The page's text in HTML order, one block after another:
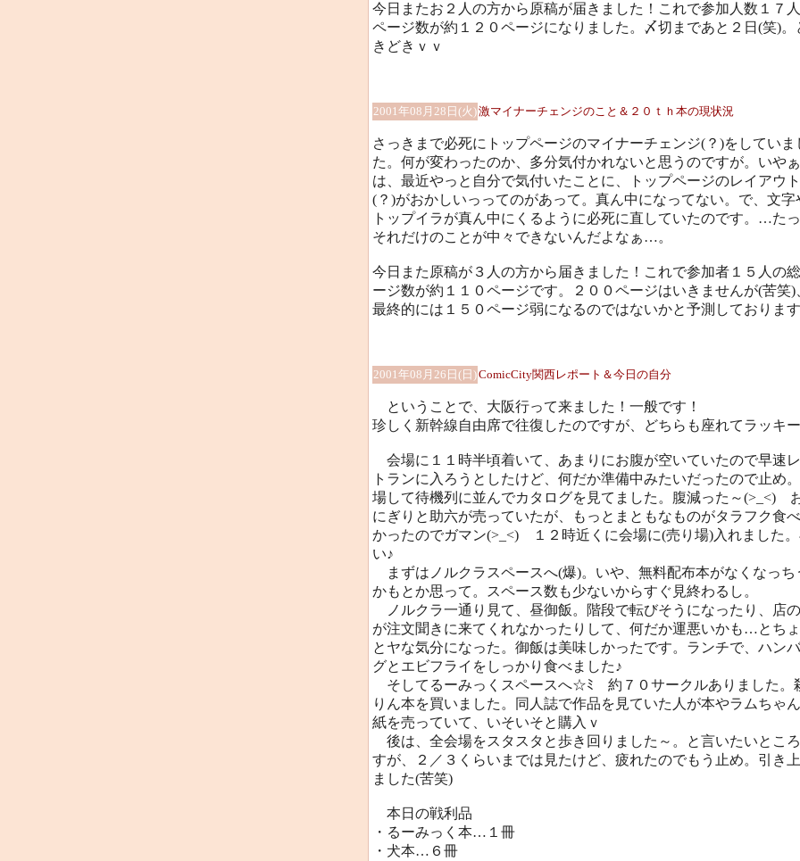
今日またお２人の方から原稿が届きました！これで参加人数１７人
ページ数が約１２０ページになりました。〆切まであと２日(笑)。
きどきｖｖ
2001年08月28日(火)激マイナーチェンジのこと＆２０ｔｈ本の現状況
さっきまで必死にトップページのマイナーチェンジ(？)をしていま
た。何が変わったのか、多分気付かれないと思うのですが。いや
は、最近やっと自分で気付いたことに、トップページのレイアウト
(？)がおかしいっってのがあって。真ん中になってない。で、文字
トップイラが真ん中にくるように必死に直していたのです。…た
それだけのことが中々できないんだよなぁ…。
今日また原稿が３人の方から届きました！これで参加者１５人の
ージ数が約１１０ページです。２００ページはいきませんが(苦笑)
最終的には１５０ページ弱になるのではないかと予測しております
2001年08月26日(日)ComicCity関西レポート＆今日の自分
ということで、大阪行って来ました！一般です！
珍しく新幹線自由席で往復したのですが、どちらも座れてラッキ
会場に１１時半頃着いて、あまりにお腹が空いていたので早速
トランに入ろうとしたけど、何だか準備中みたいだったので止め
場して待機列に並んでカタログを見てました。腹減った～(>_<)
にぎりと助六が売っていたが、もっとまともなものがタラフク食
かったのでガマン(>_<) １２時近くに会場に(売り場)入れました
い♪
まずはノルクラスペースへ(爆)。いや、無料配布本がなくなっち
かもとか思って。スペース数も少ないからすぐ見終わるし。
ノルクラ一通り見て、昼御飯。階段で転びそうになったり、店の
が注文聞きに来てくれなかったりして、何だか運悪いかも…とち
とヤな気分になった。御飯は美味しかったです。ランチで、ハン
グとエビフライをしっかり食べました♪
そしてるーみっくスペースへ☆ﾐ 約７０サークルありました。
りん本を買いました。同人誌で作品を見ていた人が本やラムちゃ
紙を売っていて、いそいそと購入ｖ
後は、全会場をスタスタと歩き回りました～。と言いたいとこ
すが、２／３くらいまでは見たけど、疲れたのでもう止め。引き
ました(苦笑)
本日の戦利品
・るーみっく本…１冊
・犬本…６冊